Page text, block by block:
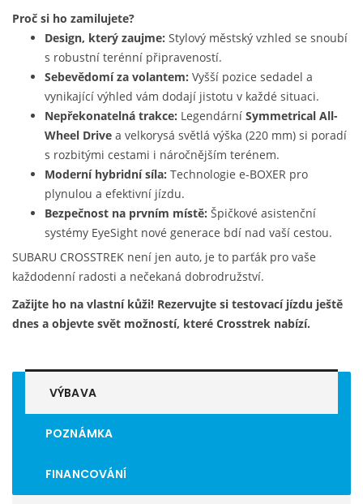
Proč si ho zamilujete?
Design, který zaujme: Stylový městský vzhled se snoubí
s robustní terénní připraveností.
Sebevědomí za volantem: Vyšší pozice sedadel a
vynikající výhled vám dodají jistotu v každé situaci.
Nepřekonatelná trakce: Legendární Symmetrical All-
Wheel Drive a velkorysá světlá výška (220 mm) si poradí
s rozbitými cestami i náročnějším terénem.
Moderní hybridní síla: Technologie e-BOXER pro
plynulou a efektivní jízdu.
Bezpečnost na prvním místě: Špičkové asistenční
systémy EyeSight nové generace bdí nad vaší cestou.
SUBARU CROSSTREK není jen auto, je to parťák pro vaše
každodenní radosti a nečekaná dobrodružství.
Zažijte ho na vlastní kůži! Rezervujte si testovací jízdu ještě
dnes a objevte svět možností, které Crosstrek nabízí.
VÝBAVA
POZNÁMKA
FINANCOVÁNÍ